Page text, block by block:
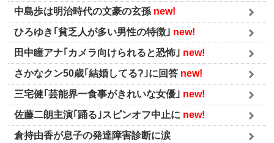
中島歩は明治時代の文豪の玄孫 new!
ひろゆき｢貧乏人が多い男性の特徴｣ new!
田中瞳アナ｢カメラ向けられると恐怖｣ new!
さかなクン50歳｢結婚してる?｣に回答 new!
三宅健｢芸能界一食事がきれいな女優｣ new!
佐藤二朗主演｢踊る｣スピンオフ中止に new!
倉持由香が息子の発達障害診断に涙